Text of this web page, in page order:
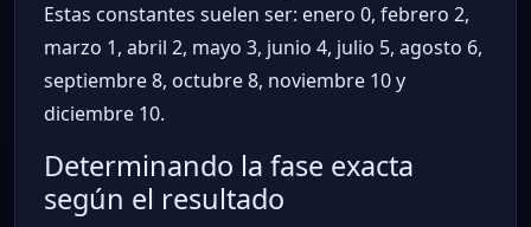
Estas constantes suelen ser: enero 0, febrero 2,
marzo 1, abril 2, mayo 3, junio 4, julio 5, agosto 6,
septiembre 8, octubre 8, noviembre 10 y
diciembre 10.
Determinando la fase exacta
según el resultado